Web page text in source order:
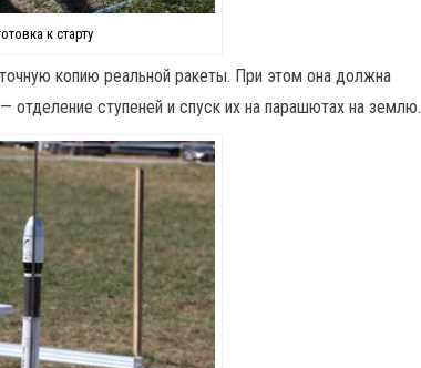
к старту
копию реальной ракеты. При этом она должна
отделение ступеней и спуск их на парашютах на землю.